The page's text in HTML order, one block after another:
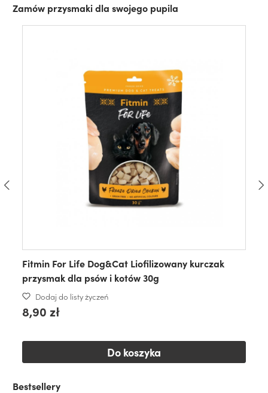
Zamów przysmaki dla swojego pupila
Fitmin For Life Dog&Cat Liofilizowany kurczak
przysmak dla psów i kotów 30g
Dodaj do listy życzeń
8,90 zł
Do koszyka
Bestsellery